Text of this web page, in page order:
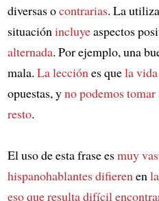
diversas ocontrarias. La
situación incluyeaspectos
alternada. Por ejemplo, una
mala. La lección es quela
opuestas, yno podemos tomar
resto.
El uso de esta frase esmuy
hispanohablantesdifieren en
eso que resulta difícil